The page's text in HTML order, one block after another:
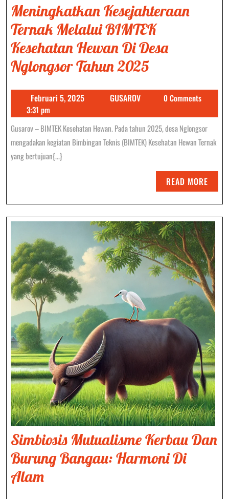
Meningkatkan Kesejahteraan
Ternak Melalui BIMTEK
Kesehatan Hewan Di Desa
Nglongsor Tahun 2025
Ternak
Melalui
BIMTEK
Hewan
Di
Desa
Nglongsor
Tahun
2025
Februari 5, 2025FebruariGUSAROVGUSAROV0 Comments
3:31 pm
Gusarov – BIMTEK Kesehatan Hewan. Pada tahun 2025, desa Nglongsor
mengadakan kegiatan Bimbingan Teknis (BIMTEK) Kesehatan Hewan Ternak
yang bertujuan{...}
READ MORE
MORE
Simbiosis Mutualisme Kerbau Dan
Burung Bangau: Harmoni Di
AlamSimbiosis